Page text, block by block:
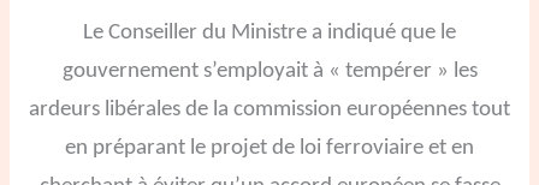
Le Conseiller du Ministre a indiqué que le
gouvernement s’employait à « tempérer » les
ardeurs libérales de la commission européennes tout
en préparant le projet de loi ferroviaire et en